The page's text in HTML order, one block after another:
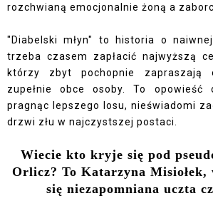
rozchwianą emocjonalnie żoną a
"Diabelski młyn" to historia o
trzeba czasem zapłacić najwyższą
którzy zbyt pochopnie zapraszają
zupełnie obce osoby. To opowieść
pragnąc lepszego losu, nieświadomi
drzwi złu w najczystszej postaci.
Wiecie kto kryje się pod
Orlicz? To Katarzyna Misiołek,
się niezapomniana uczta